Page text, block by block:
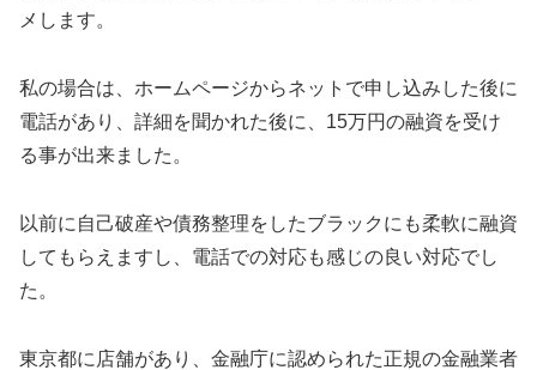
メします。
私の場合は、ホームページからネットで申し込みした後に
電話があり、詳細を聞かれた後に、15万円の融資を受け
る事が出来ました。
以前に自己破産や債務整理をしたブラックにも柔軟に融資
してもらえますし、電話での対応も感じの良い対応でし
た。
東京都に店舗があり、金融庁に認められた正規の金融業者